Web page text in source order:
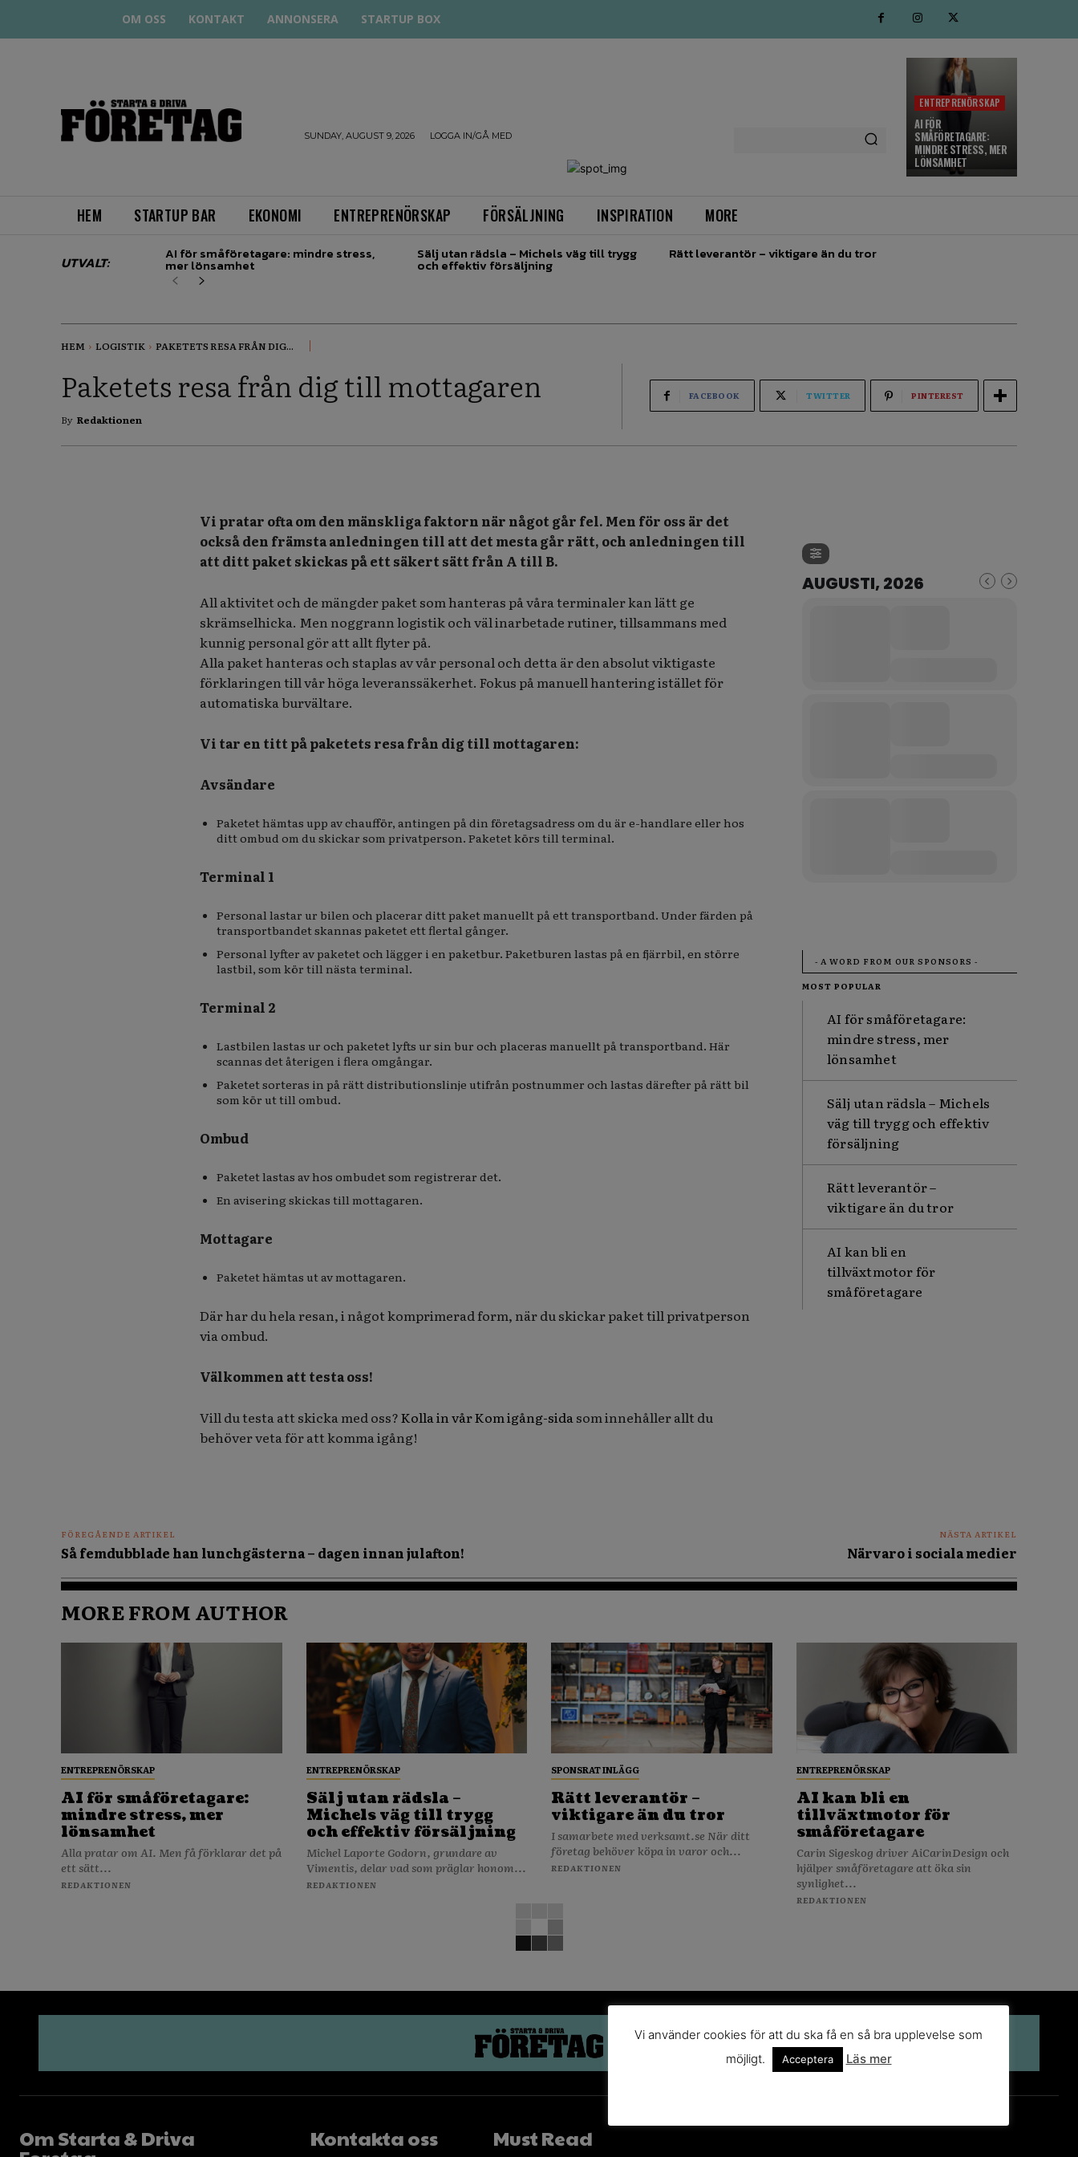
OM OSS KONTAKT ANNONSERA STARTUP BOX
SUNDAY, AUGUST 9, 2026 LOGGA IN/GÅ MED
ENTREPRENÖRSKAP
AI FÖR
SMÅFÖRETAGARE:
MINDRE STRESS, MER
LÖNSAMHET
HEM STARTUP BAR EKONOMI ENTREPRENÖRSKAP FÖRSÄLJNING INSPIRATION MORE
UTVALT: AI för småföretagare: mindre stress,
mer lönsamhet
Sälj utan rädsla – Michels väg till trygg
och effektiv försäljning
Rätt leverantör – viktigare än du tror
HEM LOGISTIK PAKETETS RESA FRÅN DIG...
Paketets resa från dig till mottagaren
By Redaktionen
FACEBOOK TWITTER PINTEREST
Vi pratar ofta om den mänskliga faktorn när något går fel. Men för oss är det
också den främsta anledningen till att det mesta går rätt, och anledningen till
att ditt paket skickas på ett säkert sätt från A till B.
All aktivitet och de mängder paket som hanteras på våra terminaler kan lätt ge
skrämselhicka. Men noggrann logistik och väl inarbetade rutiner, tillsammans med
kunnig personal gör att allt flyter på.
Alla paket hanteras och staplas av vår personal och detta är den absolut viktigaste
förklaringen till vår höga leveranssäkerhet. Fokus på manuell hantering istället för
automatiska burvältare.
Vi tar en titt på paketets resa från dig till mottagaren:
Avsändare
Paketet hämtas upp av chaufför, antingen på din företagsadress om du är e-handlare eller hos
ditt ombud om du skickar som privatperson. Paketet körs till terminal.
Terminal 1
Personal lastar ur bilen och placerar ditt paket manuellt på ett transportband. Under färden på
transportbandet skannas paketet ett flertal gånger.
Personal lyfter av paketet och lägger i en paketbur. Paketburen lastas på en fjärrbil, en större
lastbil, som kör till nästa terminal.
Terminal 2
Lastbilen lastas ur och paketet lyfts ur sin bur och placeras manuellt på transportband. Här
scannas det återigen i flera omgångar.
Paketet sorteras in på rätt distributionslinje utifrån postnummer och lastas därefter på rätt bil
som kör ut till ombud.
Ombud
Paketet lastas av hos ombudet som registrerar det.
En avisering skickas till mottagaren.
Mottagare
Paketet hämtas ut av mottagaren.
Där har du hela resan, i något komprimerad form, när du skickar paket till privatperson
via ombud.
Välkommen att testa oss!
Vill du testa att skicka med oss?Kolla in vår Kom igång-sidasom innehåller allt du
behöver veta för att komma igång!
AUGUSTI, 2026
- A WORD FROM OUR SPONSORS -
MOST POPULAR
AI för småföretagare:
mindre stress, mer
lönsamhet
Sälj utan rädsla – Michels
väg till trygg och effektiv
försäljning
Rätt leverantör –
viktigare än du tror
AI kan bli en
tillväxtmotor för
småföretagare
FÖREGÅENDE ARTIKEL
Så femdubblade han lunchgästerna – dagen innan julafton!
NÄSTA ARTIKEL
Närvaro i sociala medier
MORE FROM AUTHOR
ENTREPRENÖRSKAP
AI för småföretagare:
mindre stress, mer
lönsamhet
Alla pratar om AI. Men få förklarar det på
ett sätt...
REDAKTIONEN
ENTREPRENÖRSKAP
Sälj utan rädsla –
Michels väg till trygg
och effektiv försäljning
Michel Laporte Godorn, grundare av
Vimentis, delar vad som präglar honom...
REDAKTIONEN
SPONSRAT INLÄGG
Rätt leverantör –
viktigare än du tror
I samarbete med verksamt.se När ditt
företag behöver köpa in varor och...
REDAKTIONEN
ENTREPRENÖRSKAP
AI kan bli en
tillväxtmotor för
småföretagare
Carin Sigeskog driver AiCarinDesign och
hjälper småföretagare att öka sin
synlighet...
REDAKTIONEN
Om Starta & Driva Kontakta oss Must Read
Vi använder cookies för att du ska få en så bra upplevelse som
möjligt.
Acceptera Läs mer